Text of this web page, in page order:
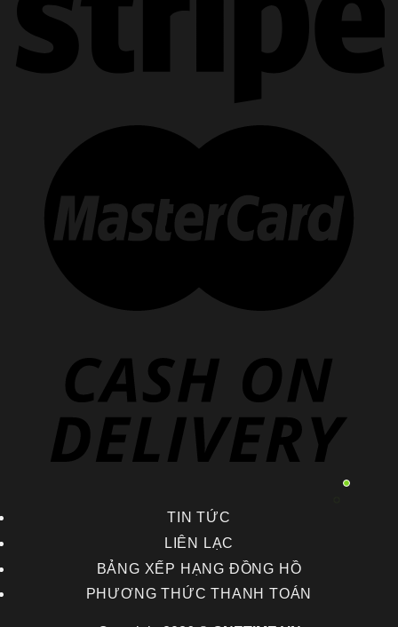
TIN TỨC
LIÊN LẠC
BẢNG XẾP HẠNG ĐỒNG HỒ
PHƯƠNG THỨC THANH TOÁN